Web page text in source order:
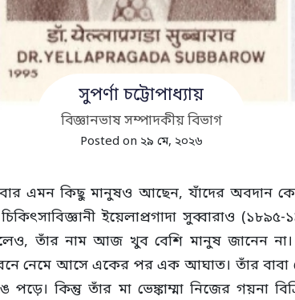
সুপর্ণা চট্টোপাধ্যায়
বিজ্ঞানভাষ সম্পাদকীয় বিভাগ
Posted on ২৯ মে, ২০২৬
এমন কিছু মানুষও আছেন, যাঁদের অবদান
ইয়েলাপ্রগাদা সুব্বারাও
তাঁর নাম আজ খুব বেশি মানুষ জানেন না।
নেমে আসে একের পর এক আঘাত। তাঁর বাবা
পড়ে। কিন্তু তাঁর মা ভেঙ্কাম্মা নিজের